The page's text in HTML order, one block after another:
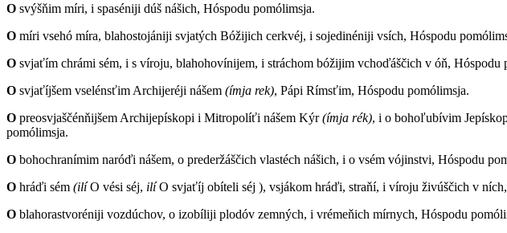
O svýšňim míri, i spaséniji dúš nášich, Hóspodu pomólimsja.
O míri vsehó míra, blahostojániji svjatých Bóžijich cerkvéj, i sojedinéniji vsích, Hóspodu
O svjaťím chrámi sém, i s víroju, blahohovínijem, i stráchom bóžijim vchoďáščich v óň, Hóspodu
O svjaťíjšem vselénsťim Archijeréji nášem (ímja rek), Pápi Rímsťim, Hóspodu pomólimsja.
O preosvjaščénňijšem Archijepískopi i Mitropolíťi nášem Kýr(ímja rék), i o bohoľubívim
pomólimsja.
O bohochranímim naróďi nášem, o prederžáščich vlastéch nášich, i o vsém vójinstvi, Hóspodu
O hráďi sém (ilíO vési séj, ilíO svjaťíj obíteli séj ), vsjákom hráďi, straňí, i víroju živúščich v
O blahorastvoréniji vozdúchov, o izobíliji plodóv zemných, i vrémeňich mírnych, Hóspodu